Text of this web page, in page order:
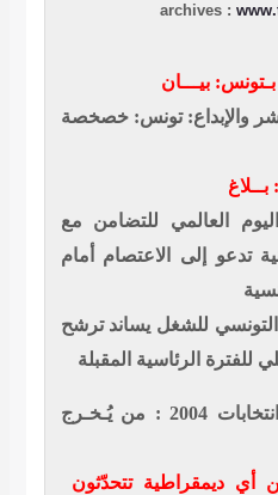
archives :
بيـــان
والإبداع: تونس: خصخصة
العالمي للتضامن مع
تدعو إلى الاعتصام أمام
التونسي للشغل يساند ترشح
للفترة الرئاسية المقبلة
صلاح الدين الجورشي : انتخابات 2004 : من يُـخـرج
ديمقراطية تتحدّثون